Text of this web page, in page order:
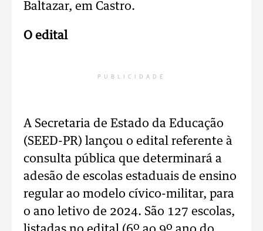
Baltazar, em Castro.
O edital
PUBLICIDADE
A Secretaria de Estado da Educação
(SEED-PR) lançou o edital referente à
consulta pública que determinará a
adesão de escolas estaduais de ensino
regular ao modelo cívico-militar, para
o ano letivo de 2024. São 127 escolas,